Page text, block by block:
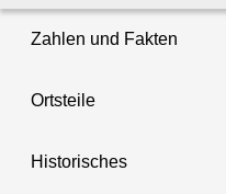
Zahlen und Fakten
Ortsteile
Historisches